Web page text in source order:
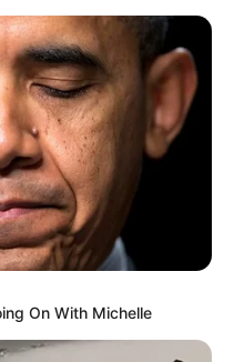
On With Michelle